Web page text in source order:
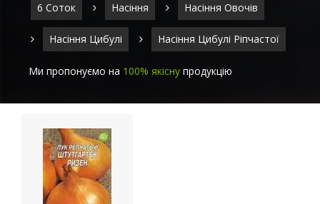
6 Соток Насіння Насіння Овочів
Насіння Цибулі Насіння Цибулі Ріпчастої
Ми пропонуємо на 100% якісну продукцію